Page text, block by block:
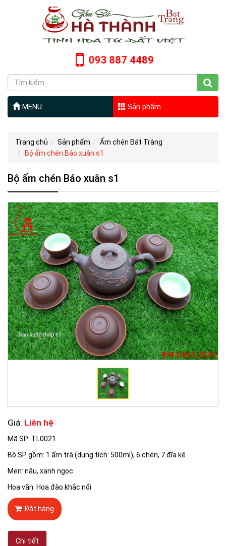
093 887 4489
MENU Sản phẩm
Trang chủ Sản phẩm
Ấm chén Bát Tràng
Bộ ấm chén Báo xuân s1
Bộ ấm chén Báo xuân s1
Giá: Liên hệ
Mã SP: TL0021
Bộ SP gồm: 1 ấm trà (dung tích: 500ml), 6 chén, 7 đĩa kê
Men: nâu, xanh ngọc
Hoa văn: Hoa đào khắc nổi
Đặt hàng
Chi tiết